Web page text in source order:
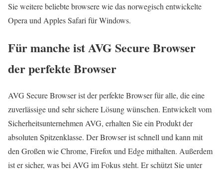
Sie weitere beliebte browsere wie das norwegisch entwickelte
Opera und Apples Safari für Windows.
Für manche ist AVG Secure Browser
der perfekte Browser
AVG Secure Browser ist der perfekte Browser für alle, die eine
zuverlässige und sehr sichere Lösung wünschen. Entwickelt vom
Sicherheitsunternehmen AVG, erhalten Sie ein Produkt der
absoluten Spitzenklasse. Der Browser ist schnell und kann mit
den Großen wie Chrome, Firefox und Edge mithalten. Außerdem
ist er sicher, was bei AVG im Fokus steht. Er schützt Sie unter